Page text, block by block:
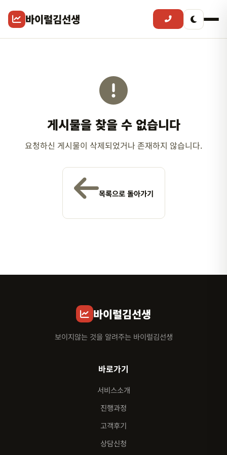
바이럴김선생
게시물을 찾을 수 없습니다
요청하신 게시물이 삭제되었거나 존재하지 않습니다.
목록으로 돌아가기
바이럴김선생
보이지않는 것을 알려주는 바이럴김선생
바로가기
서비스소개
진행과정
고객후기
상담신청